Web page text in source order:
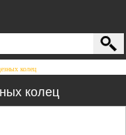
колец
колец